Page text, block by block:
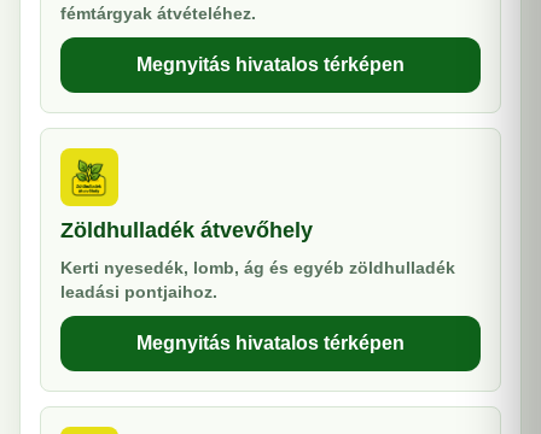
fémtárgyak átvételéhez.
Megnyitás hivatalos térképen
Zöldhulladék átvevőhely
Kerti nyesedék, lomb, ág és egyéb zöldhulladék
leadási pontjaihoz.
Megnyitás hivatalos térképen